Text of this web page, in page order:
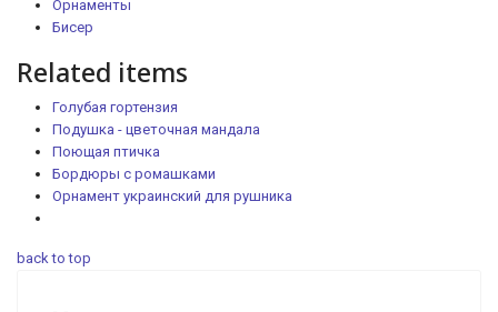
Орнаменты
Бисер
Related items
Голубая гортензия
Подушка - цветочная мандала
Поющая птичка
Бордюры с ромашками
Орнамент украинский для рушника
back to top